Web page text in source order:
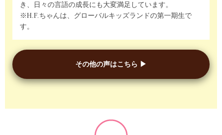
き、日々の言語の成長にも大変満足しています。
※H.F.ちゃんは、グローバルキッズランドの第一期生で
す。
その他の声はこちら ▶︎